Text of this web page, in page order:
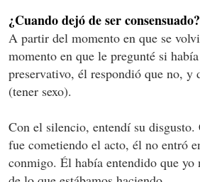
¿Cuando dejó de ser consensuado?
A partir del momento en que se
momento en que le pregunté si
preservativo, él respondió que no, y
(tener sexo).
Con el silencio, entendí su
fue cometiendo el acto, él no entró
conmigo. Él había entendido que